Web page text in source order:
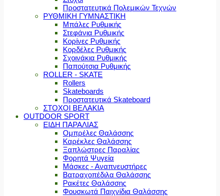
Προστατευτικά Πολεμικών Τεχνών
ΡΥΘΜΙΚΗ ΓΥΜΝΑΣΤΙΚΗ
Μπάλες Ρυθμικής
Στεφάνια Ρυθμικής
Κορίνες Ρυθμικής
Κορδέλες Ρυθμικής
Σχοινάκια Ρυθμικής
Παπούτσια Ρυθμικής
ROLLER - SKATE
Rollers
Skateboards
Προστατευτικά Skateboard
ΣΤΟΧΟΙ ΒΕΛΑΚΙΑ
OUTDOOR SPORT
ΕΙΔΗ ΠΑΡΑΛΙΑΣ
Ομπρέλες Θαλάσσης
Καρέκλες Θαλάσσης
Ξαπλώστρες Παραλίας
Φορητά Ψυγεία
Μάσκες - Αναπνευστήρες
Βατραχοπέδιλα Θαλάσσης
Ρακέτες Θαλάσσης
Φουσκωτά Παιχνίδια Θαλάσσης